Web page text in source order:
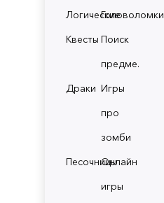
ЛогическиеГоловоломки
Квесты Поиск
предме.
Драки Игры
про
зомби
ПесочницыОнлайн
игры